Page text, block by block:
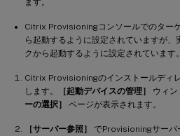
Citrix Provisioningコンソールでのター
ら起動するように設定されていますが
クから起動するように設定されています。
Citrix Provisioningのインストールディレ
します。
［起動デバイスの管理］ ウィン
ーの選択］
ページが表示されます。
［サーバー参照］
でProvisioningサーバ